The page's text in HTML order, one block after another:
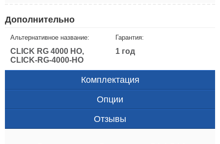
Дополнительно
Альтернативное название:
CLICK RG 4000 HO,
CLICK-RG-4000-HO
Гарантия:
1 год
Комплектация
Опции
Отзывы